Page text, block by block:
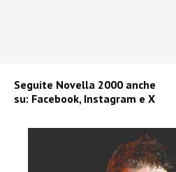
Seguite Novella 2000 anche
su: Facebook, Instagram e X